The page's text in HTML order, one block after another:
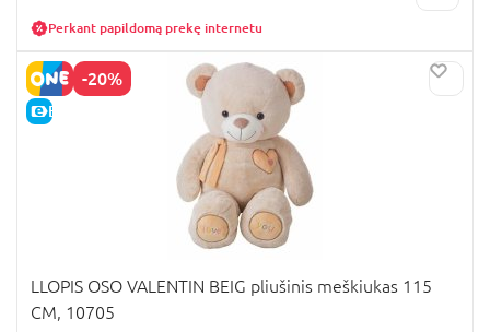
Perkant papildomą prekę internetu
-20%
E-KAINA
LLOPIS OSO VALENTIN BEIG pliušinis meškiukas 115
CM, 10705